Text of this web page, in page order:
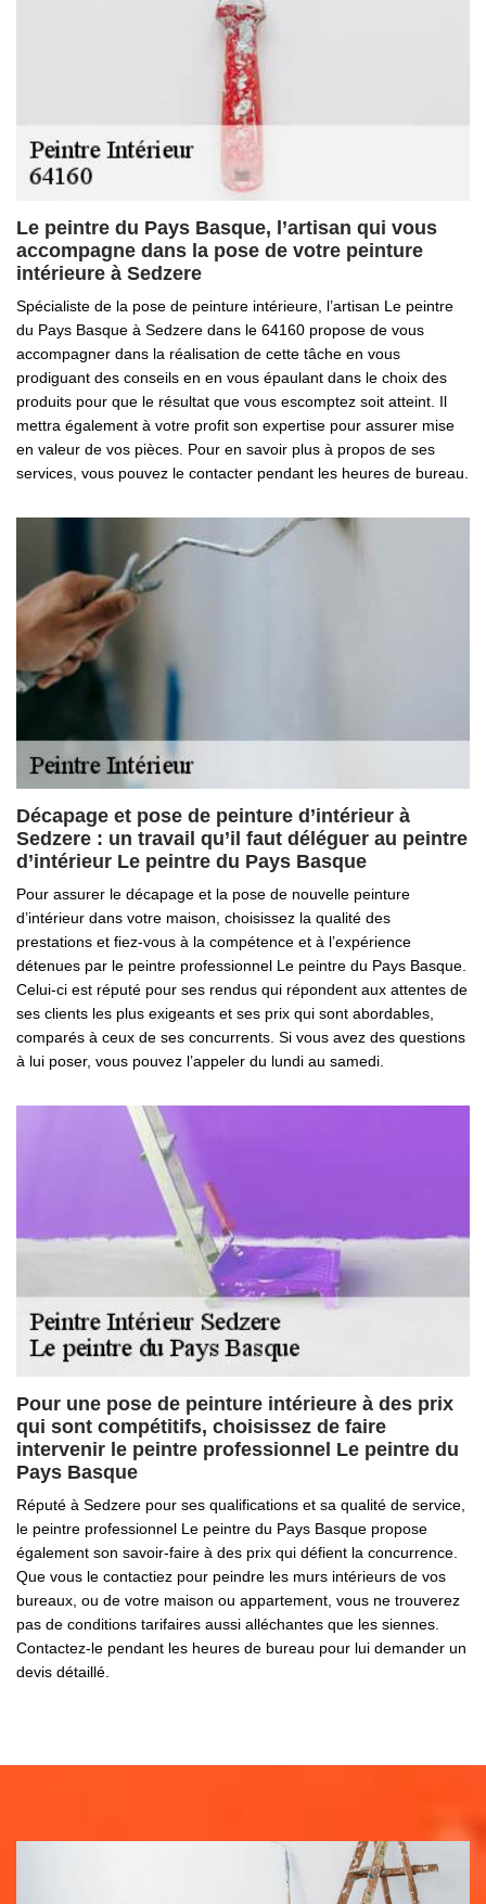
Le peintre du Pays Basque, l’artisan qui vous
accompagne dans la pose de votre peinture
intérieure à Sedzere
Spécialiste de la pose de peinture intérieure, l’artisan Le peintre
du Pays Basque à Sedzere dans le 64160 propose de vous
accompagner dans la réalisation de cette tâche en vous
prodiguant des conseils en en vous épaulant dans le choix des
produits pour que le résultat que vous escomptez soit atteint. Il
mettra également à votre profit son expertise pour assurer mise
en valeur de vos pièces. Pour en savoir plus à propos de ses
services, vous pouvez le contacter pendant les heures de bureau.
Décapage et pose de peinture d’intérieur à
Sedzere : un travail qu’il faut déléguer au peintre
d’intérieur Le peintre du Pays Basque
Pour assurer le décapage et la pose de nouvelle peinture
d’intérieur dans votre maison, choisissez la qualité des
prestations et fiez-vous à la compétence et à l’expérience
détenues par le peintre professionnel Le peintre du Pays Basque.
Celui-ci est réputé pour ses rendus qui répondent aux attentes de
ses clients les plus exigeants et ses prix qui sont abordables,
comparés à ceux de ses concurrents. Si vous avez des questions
à lui poser, vous pouvez l’appeler du lundi au samedi.
Pour une pose de peinture intérieure à des prix
qui sont compétitifs, choisissez de faire
intervenir le peintre professionnel Le peintre du
Pays Basque
Réputé à Sedzere pour ses qualifications et sa qualité de service,
le peintre professionnel Le peintre du Pays Basque propose
également son savoir-faire à des prix qui défient la concurrence.
Que vous le contactiez pour peindre les murs intérieurs de vos
bureaux, ou de votre maison ou appartement, vous ne trouverez
pas de conditions tarifaires aussi alléchantes que les siennes.
Contactez-le pendant les heures de bureau pour lui demander un
devis détaillé.